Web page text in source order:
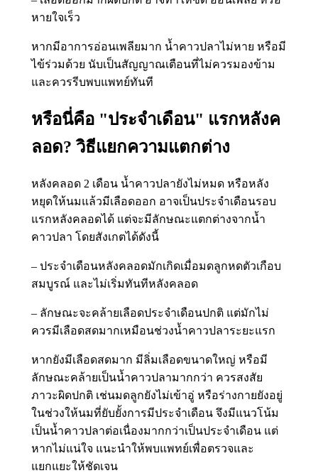
หายใจเร็ว
หากมีอาการอ่อนเพลียมาก น้ำคาวปลาไม่หาย หรือมี
ไข้ร่วมด้วย นับเป็นสัญญาณเตือนที่ไม่ควรมองข้าม
และควรรีบพบแพทย์ทันที
หรือนี่คือ "ประจำเดือน" แรกหลังค
ลอด? วิธีแยกความแตกต่าง
หลังคลอด 2 เดือน น้ำคาวปลายังไม่หมด หรือหลัง
หยุดให้นมแล้วมีเลือดออก อาจเป็นประจำเดือนรอบ
แรกหลังคลอดได้ แต่จะมีลักษณะแตกต่างจากน้ำ
คาวปลา โดยสังเกตได้ดังนี้
– ประจำเดือนหลังคลอดมักเกิดเมื่อมดลูกหดตัวเกือบ
สมบูรณ์ และไม่เริ่มทันทีหลังคลอด
– ลักษณะจะคล้ายเลือดประจำเดือนปกติ แต่มักไม่
ควรมีเลือดสดมากเหมือนช่วงน้ำคาวปลาระยะแรก
หากยังมีเลือดสดมาก มีลิ่มเลือดขนาดใหญ่ หรือมี
ลักษณะคล้ายเป็นน้ำคาวปลามากกว่า ควรสงสัย
ภาวะผิดปกติ เช่นมดลูกยังไม่เข้าอู่ หรือร่างกายยังอยู่
ในช่วงให้นมที่ยับยั้งการมีประจำเดือน จึงมีแนวโน้ม
เป็นน้ำคาวปลาต่อเนื่องมากกว่าเป็นประจำเดือน แต่
หากไม่แน่ใจ แนะนำให้พบแพทย์เพื่อตรวจและ
แยกแยะให้ชัดเจน